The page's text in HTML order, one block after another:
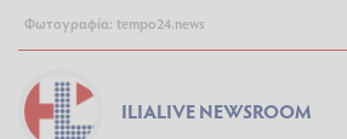
Φωτογραφία: tempo24.news
ILIALIVE NEWSROOM